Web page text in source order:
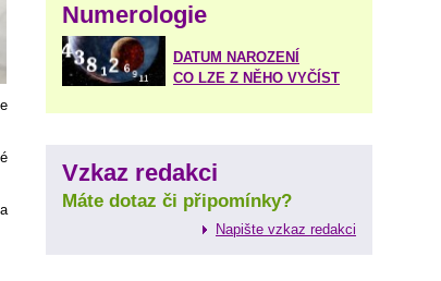
Numerologie
DATUM NAROZENÍ
CO LZE Z NĚHO VYČÍST
Vzkaz redakci
Máte dotaz či připomínky?
Napište vzkaz redakci